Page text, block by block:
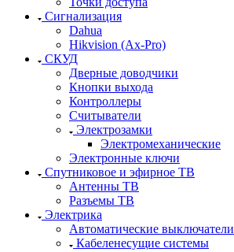
Сигнализация
Dahua
Hikvision (Ax-Pro)
СКУД
Дверные доводчики
Кнопки выхода
Контроллеры
Считыватели
Электрозамки
Электромеханические
Электронные ключи
Спутниковое и эфирное ТВ
Антенны ТВ
Разъемы ТВ
Электрика
Автоматические выключатели
Кабеленесущие системы